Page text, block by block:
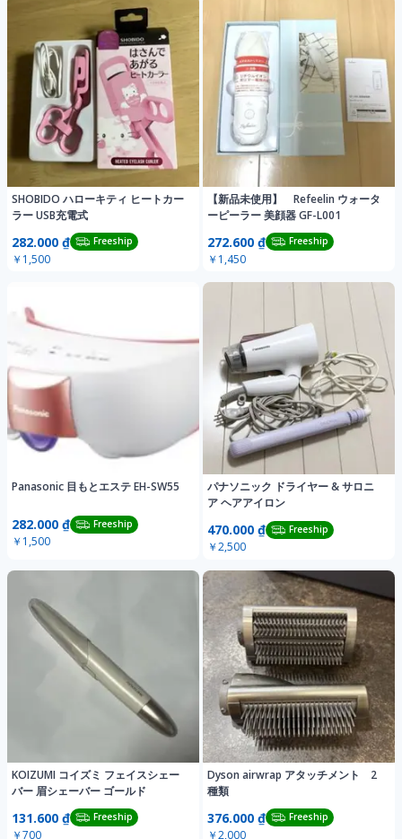
SHOBIDO ハローキティ ヒートカー
ラー USB充電式
282.000 ₫ Freeship
￥1,500
【新品未使用】 Refeelin ウォータ
ーピーラー 美顔器 GF-L001
272.600 ₫ Freeship
￥1,450
Panasonic 目もとエステ EH-SW55
282.000 ₫ Freeship
￥1,500
パナソニック ドライヤー & サロニ
ア ヘアアイロン
470.000 ₫ Freeship
￥2,500
KOIZUMI コイズミ フェイスシェー
バー 眉シェーバー ゴールド
131.600 ₫ Freeship
￥700
Dyson airwrap アタッチメント 2
種類
376.000 ₫ Freeship
￥2,000